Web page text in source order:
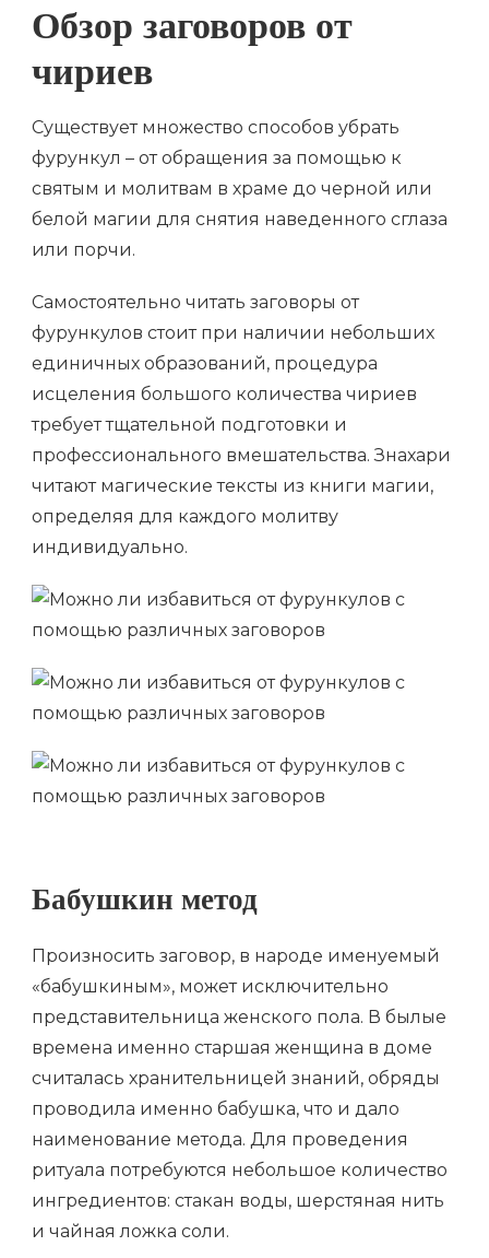
Обзор заговоров от
чириев
Существует множество способов убрать
фурункул – от обращения за помощью к
святым и молитвам в храме до черной или
белой магии для снятия наведенного сглаза
или порчи.
Самостоятельно читать заговоры от
фурункулов стоит при наличии небольших
единичных образований, процедура
исцеления большого количества чириев
требует тщательной подготовки и
профессионального вмешательства. Знахари
читают магические тексты из книги магии,
определяя для каждого молитву
индивидуально.
Бабушкин метод
Произносить заговор, в народе именуемый
«бабушкиным», может исключительно
представительница женского пола. В былые
времена именно старшая женщина в доме
считалась хранительницей знаний, обряды
проводила именно бабушка, что и дало
наименование метода. Для проведения
ритуала потребуются небольшое количество
ингредиентов: стакан воды, шерстяная нить
и чайная ложка соли.